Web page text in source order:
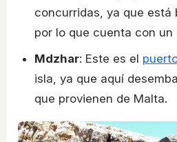
concurridas, ya que está
por lo que cuenta con
Mdzhar: Este es el
isla, ya que aquí
que provienen de Malta.